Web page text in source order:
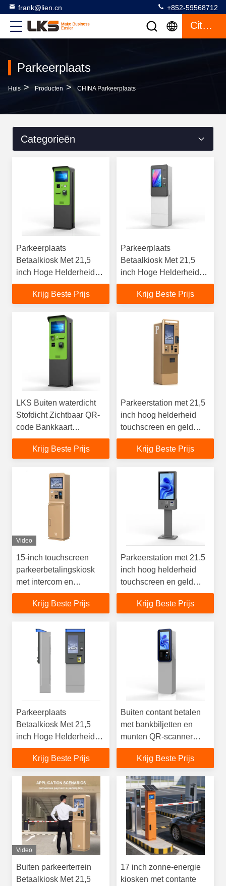
frank@lien.cn +852-59568712
Citaat
Parkeerplaats
Huis > Producten > CHINA Parkeerplaats
Categorieën
Parkeerplaats
Betaalkiosk Met 21,5
inch Hoge Helderheid
Contant Betaal
Waterdicht Ip65
Krijg Beste Prijs
Parkeerplaats
Betaalkiosk Met 21,5
inch Hoge Helderheid
Contant Betaal
Waterdicht Ip65
Krijg Beste Prijs
LKS Buiten waterdicht
Stofdicht Zichtbaar QR-
code Bankkaart
Contante betaling
Parkeerplaats Kiosk
Krijg Beste Prijs
Parkeerstation met 21,5
inch hoog helderheid
touchscreen en geld
munt accepter en
wisselkiosk
Krijg Beste Prijs
Video
15-inch touchscreen
parkeerbetalingskiosk
met intercom en
gegalvaniseerde
staalplaatconstructie
Krijg Beste Prijs
Parkeerstation met 21,5
inch hoog helderheid
touchscreen en geld
munt accepter en
wisselkiosk
Krijg Beste Prijs
Parkeerplaats
Betaalkiosk Met 21,5
inch Hoge Helderheid
Contant Betaal
Waterdicht Ip65
Krijg Beste Prijs
Buiten contant betalen
met bankbiljetten en
munten QR-scanner
ontvangstprinter
aanraakscherm
Krijg Beste Prijs
Video
Buiten parkeerterrein
Betaalkiosk Met 21,5
17 inch zonne-energie
kiosken met contante